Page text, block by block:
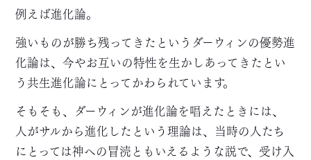
例えば進化論。
強いものが勝ち残ってきたというダーウィンの優勢進
化論は、今やお互いの特性を生かしあってきたとい
う共生進化論にとってかわられています。
そもそも、ダーウィンが進化論を唱えたときには、
人がサルから進化したという理論は、当時の人たち
にとっては神への冒涜ともいえるような説で、受け入